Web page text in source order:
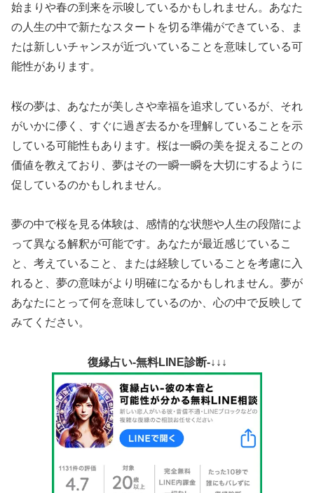
始まりや春の到来を示唆しているかもしれません。あなた
の人生の中で新たなスタートを切る準備ができている、ま
たは新しいチャンスが近づいていることを意味している可
能性があります。
桜の夢は、あなたが美しさや幸福を追求しているが、それ
がいかに儚く、すぐに過ぎ去るかを理解していることを示
している可能性もあります。桜は一瞬の美を捉えることの
価値を教えており、夢はその一瞬一瞬を大切にするように
促しているのかもしれません。
夢の中で桜を見る体験は、感情的な状態や人生の段階によ
って異なる解釈が可能です。あなたが最近感じているこ
と、考えていること、または経験していることを考慮に入
れると、夢の意味がより明確になるかもしれません。夢が
あなたにとって何を意味しているのか、心の中で反映して
みてください。
復縁占い-無料LINE診断-↓↓↓